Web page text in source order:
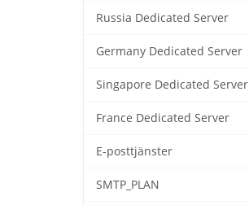
Russia Dedicated Server
Germany Dedicated Server
Singapore Dedicated Server
France Dedicated Server
E-posttjänster
SMTP_PLAN